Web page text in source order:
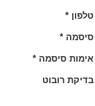
טלפון *
סיסמה *
אימות סיסמה *
בדיקת רובוט